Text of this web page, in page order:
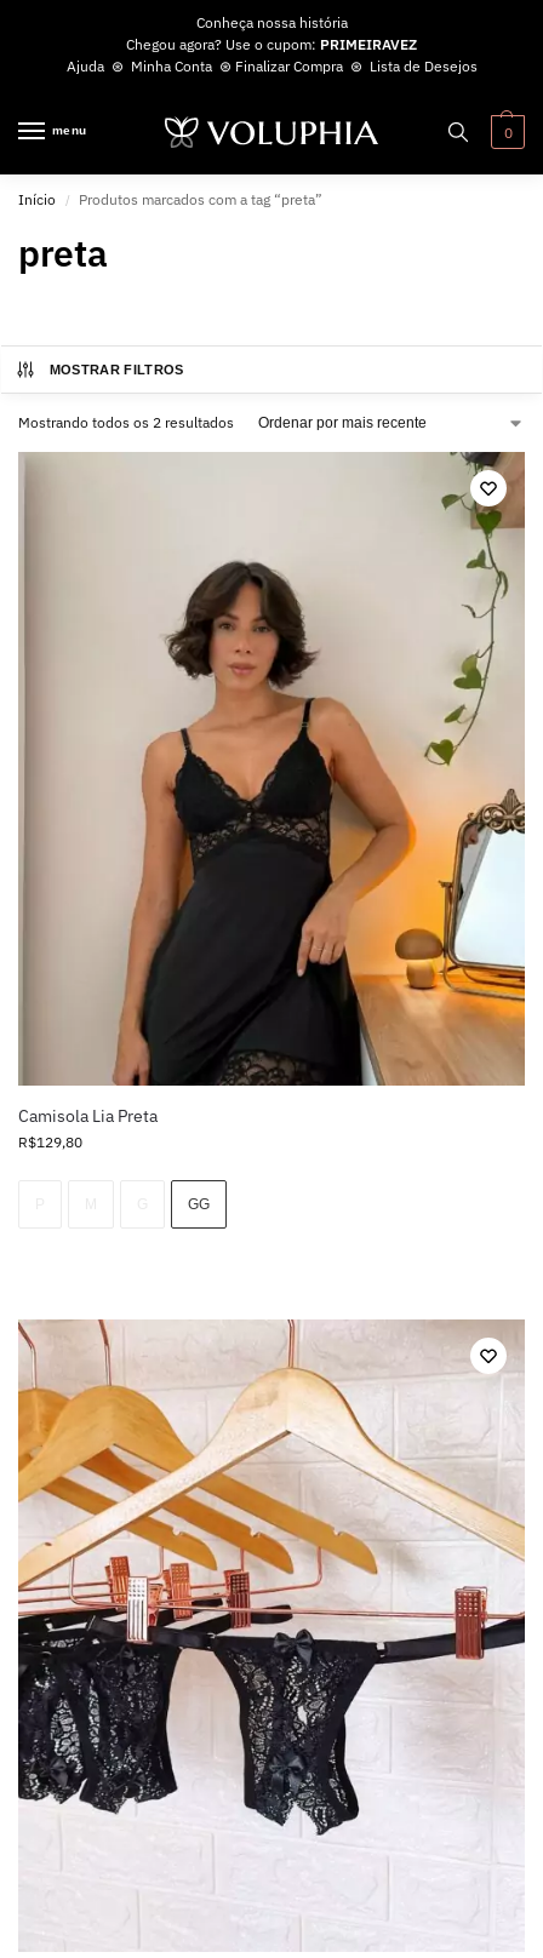
Conheça nossa história
Chegou agora? Use o cupom: PRIMEIRAVEZ
Ajuda⊛ Minha Conta⊛ Finalizar Compra⊛ Lista de Desejos
menu 0
Início / Produtos marcados com a tag “preta”
preta
MOSTRAR FILTROS
Mostrando todos os 2 resultados
Camisola Lia Preta
R$129,80
GG